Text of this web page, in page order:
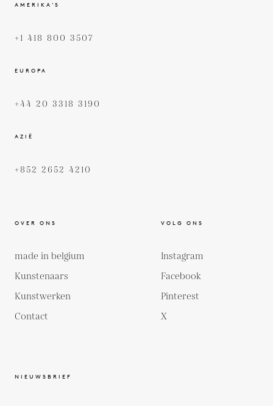
AMERIKA’S
+1 418 800 3507
EUROPA
+44 20 3318 3190
AZIË
+852 2652 4210
OVER ONS
made in belgium
Kunstenaars
Kunstwerken
Contact
VOLG ONS
Instagram
Facebook
Pinterest
X
NIEUWSBRIEF